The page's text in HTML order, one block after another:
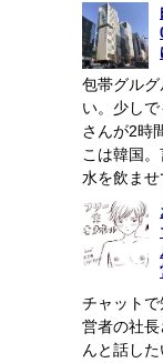
包帯グル
い。少し
さんが2時
こは韓国
水を飲ま
チャット
営者の社
んと話し